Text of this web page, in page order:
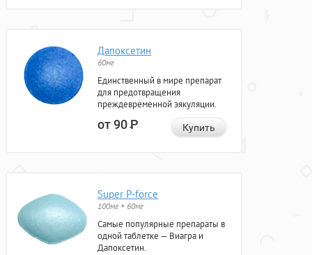
Дапоксетин
60мг
Единственный в мире препарат
для предотвращения
преждевременной эякуляции.
от 90Р Купить
Super P-force
100мг + 60мг
Самые популярные препараты в
одной таблетке — Виагра и
Дапоксетин.